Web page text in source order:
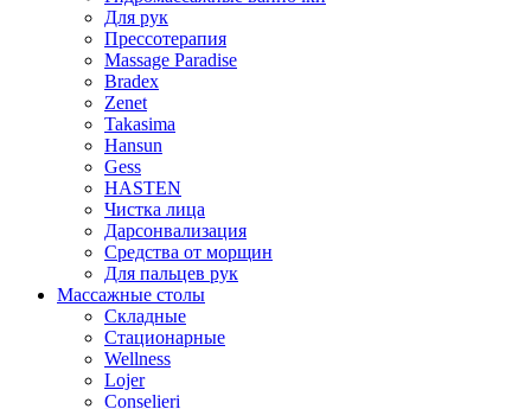
Для рук
Прессотерапия
Massage Paradise
Bradex
Zenet
Takasima
Hansun
Gess
HASTEN
Чистка лица
Дарсонвализация
Средства от морщин
Для пальцев рук
Массажные столы
Складные
Стационарные
Wellness
Lojer
Conselieri